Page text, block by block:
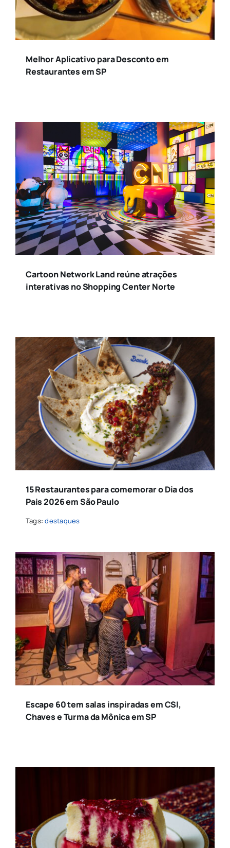
Melhor Aplicativo para Desconto em
Restaurantes em SP
Cartoon Network Land reúne atrações
interativas no Shopping Center Norte
15 Restaurantes para comemorar o Dia dos
Pais 2026 em São Paulo
Tags:destaques
Escape 60 tem salas inspiradas em CSI,
Chaves e Turma da Mônica em SP